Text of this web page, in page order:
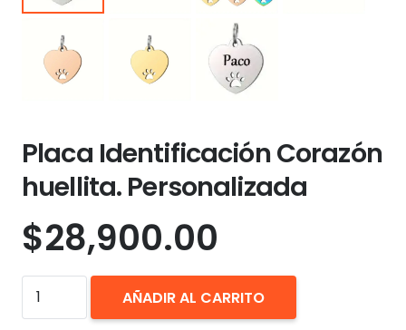
Placa Identificación Corazón
huellita. Personalizada
$28,900.00
Placa
Identificación
AÑADIR AL CARRITO